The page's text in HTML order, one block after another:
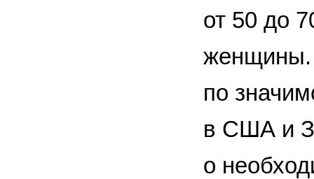
от 50 до
женщины.
по
в США и
о